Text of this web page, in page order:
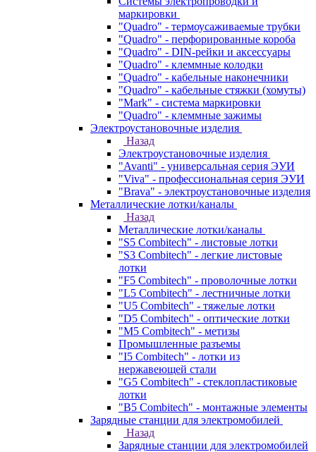
маркировки
"Quadro" - термоусаживаемые трубки
"Quadro" - перфорированные короба
"Quadro" - DIN-рейки и аксессуары
"Quadro" - клеммные колодки
"Quadro" - кабельные наконечники
"Quadro" - кабельные стяжки (хомуты)
"Mark" - система маркировки
"Quadro" - клеммные зажимы
Электроустановочные изделия
Назад
Электроустановочные изделия
"Avanti" - универсальная серия ЭУИ
"Viva" - профессиональная серия ЭУИ
"Brava" - электроустановочные изделия
Металлические лотки/каналы
Назад
Металлические лотки/каналы
"S5 Combitech" - листовые лотки
"S3 Combitech" - легкие листовые
лотки
"F5 Combitech" - проволочные лотки
"L5 Combitech" - лестничные лотки
"U5 Combitech" - тяжелые лотки
"D5 Combitech" - оптические лотки
"M5 Combitech" - метизы
Промышленные разъемы
"I5 Combitech" - лотки из
нержавеющей стали
"G5 Combitech" - стеклопластиковые
лотки
"B5 Combitech" - монтажные элементы
Зарядные станции для электромобилей
Назад
Зарядные станции для электромобилей